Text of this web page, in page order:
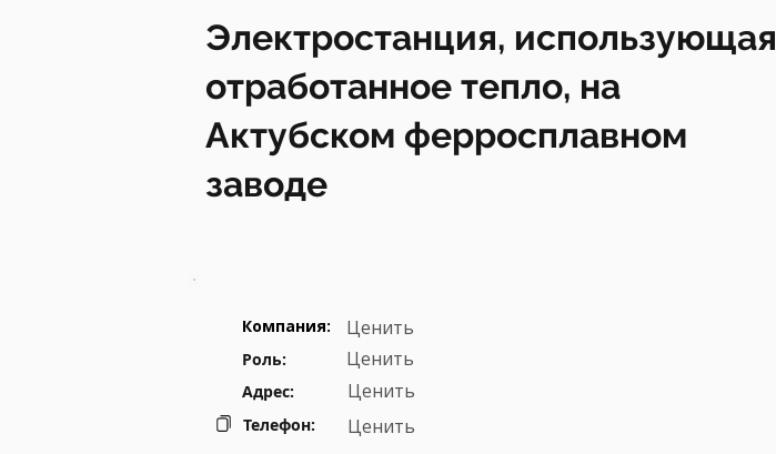
Электростанция, использующая
отработанное тепло, на
Актубском ферросплавном
заводе
Компания: Ценить
Роль: Ценить
Адрес: Ценить
Телефон: Ценить